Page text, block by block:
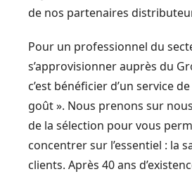
de nos partenaires
Pour un professionnel du
s’approvisionner auprès du
c’est bénéficier d’un service
goût ». Nous prenons sur
de la sélection pour vous
concentrer sur l’essentiel : la
clients. Après 40 ans